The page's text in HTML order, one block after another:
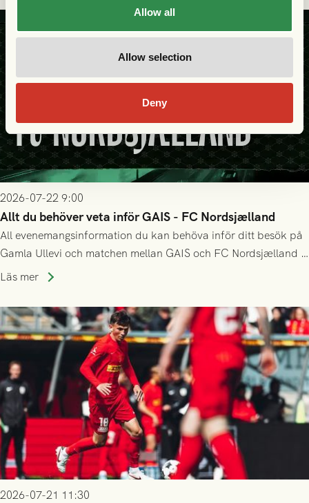
Allow all
Allow selection
Deny
2026-07-22 9:00
Allt du behöver veta inför GAIS - FC Nordsjælland
All evenemangsinformation du kan behöva inför ditt besök på
Gamla Ullevi och matchen mellan GAIS och FC Nordsjælland i
kvalet till Conference League! Avspark kl 19.00 på torsdag
Läs mer
2026-07-21 11:30